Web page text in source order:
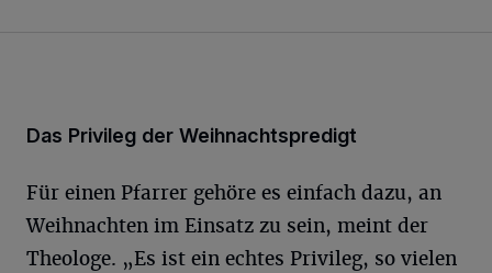
Das Privileg der Weihnachtspredigt
Für einen Pfarrer gehöre es einfach dazu, an
Weihnachten im Einsatz zu sein, meint der
Theologe. „Es ist ein echtes Privileg, so vielen